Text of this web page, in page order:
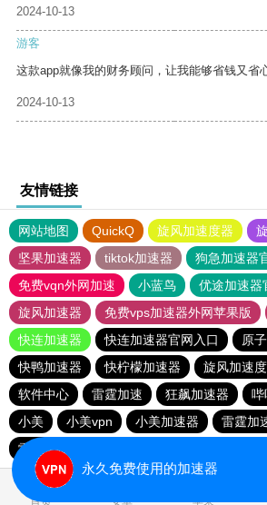
2024-10-13
游客
这款app就像我的财务顾问，让我能够省钱又省
2024-10-13
友情链接
网站地图 QuickQ 旋风加速度器
坚果加速器
tiktok加速器
狗急加速器
免费vqn外网加速
小蓝鸟 优途加速器
旋风加速器
免费vps加速器外网苹果版
快连加速器
快连加速器官网入口
原
快鸭加速器
快柠檬加速器 旋风加速
软件中心
雷霆加速 狂飙加速器 哔
小美
小美vpn 小美加速器 雷霆加
雷霆加速版ins
首页 安卓 苹果
永久免费使用的加速器